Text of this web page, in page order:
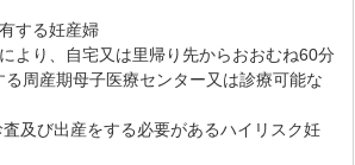
する妊産婦
より、自宅又は里帰り先からおおむね60分
る周産期母子医療センター又は診療可能な
び出産をする必要があるハイリスク妊